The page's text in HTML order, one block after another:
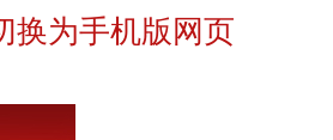
换为手机版网页